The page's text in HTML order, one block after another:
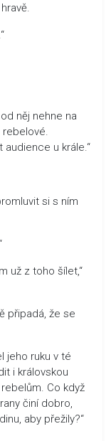
něj nehne na
rebelové.
audience u krále.“
si s ním
už z toho šílet,“
připadá, že se
jeho ruku v té
i královskou
Co když
činí dobro,
aby přežily?“